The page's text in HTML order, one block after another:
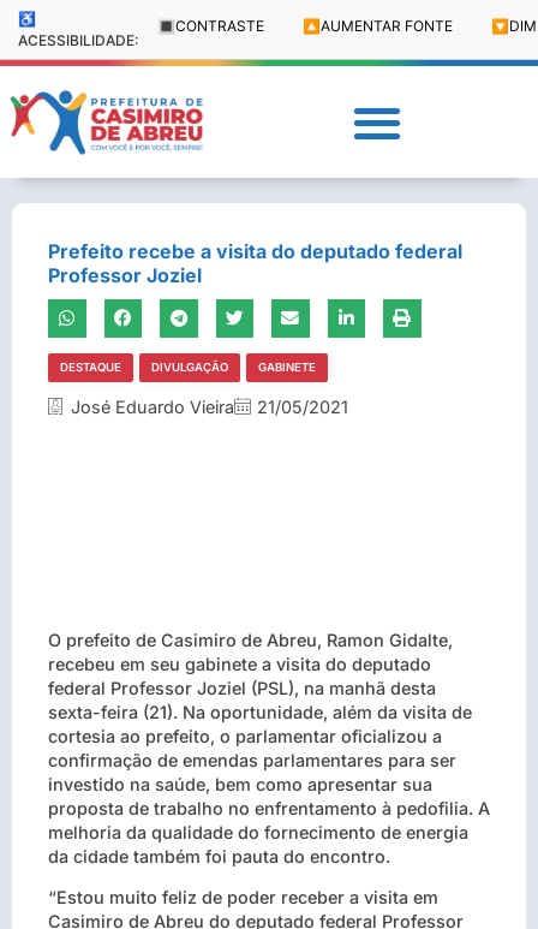
♿
ACESSIBILIDADE:
🔳 CONTRASTE 🔼 AUMENTAR FONTE 🔽
Prefeito recebe a visita do deputado federal
Professor Joziel
DESTAQUE DIVULGAÇÃO GABINETE
José Eduardo Vieira 21/05/2021
O prefeito de Casimiro de Abreu, Ramon Gidalte,
recebeu em seu gabinete a visita do deputado
federal Professor Joziel (PSL), na manhã desta
sexta-feira (21). Na oportunidade, além da visita de
cortesia ao prefeito, o parlamentar oficializou a
confirmação de emendas parlamentares para ser
investido na saúde, bem como apresentar sua
proposta de trabalho no enfrentamento à pedofilia. A
melhoria da qualidade do fornecimento de energia
da cidade também foi pauta do encontro.
“Estou muito feliz de poder receber a visita em
Casimiro de Abreu do deputado federal Professor